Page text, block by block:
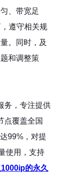
、带宽足
遵守相关规
。同时，及
和调整策
，专注提供
点覆盖全国
99%，对提
使用，支持
的永久